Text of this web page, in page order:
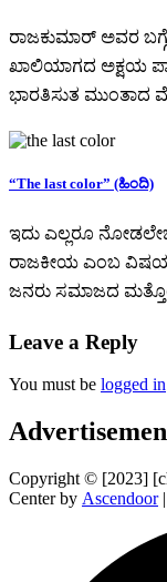
ರಾಜಕುಮಾರ್ ಅವರ
ಖಾಲಿಯಾಗದ ಅಕ್ಷಯ
ಭಾರತಿಸುತ ಮುಂತಾದ
“The last color” (ಹಿಂದಿ)
ಇದು ಎಲ್ಲರೂ
ರಾಜಕೀಯ ಎಂಬ
ಜನರು ಸಮಾಜದ
Leave a Reply
You must be logged in
Copyright © [2023]
Center by Ascendoor|